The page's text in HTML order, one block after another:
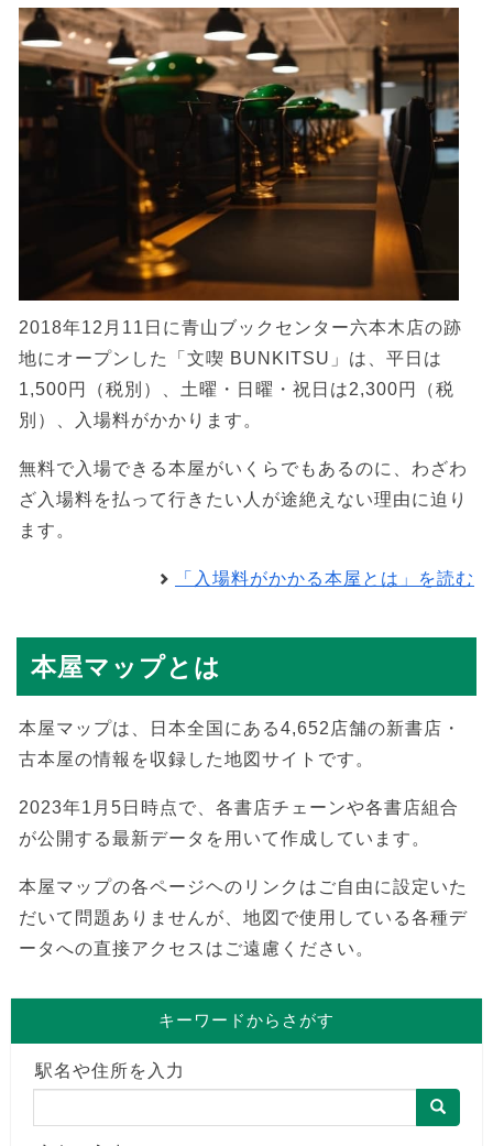
2018年12月11日に青山ブックセンター六本木店の跡
地にオープンした「文喫 BUNKITSU」は、平日は
1,500円（税別）、土曜・日曜・祝日は2,300円（税
別）、入場料がかかります。
無料で入場できる本屋がいくらでもあるのに、わざわ
ざ入場料を払って行きたい人が途絶えない理由に迫り
ます。
「入場料がかかる本屋とは」を読む
本屋マップとは
本屋マップは、日本全国にある4,652店舗の新書店・
古本屋の情報を収録した地図サイトです。
2023年1月5日時点で、各書店チェーンや各書店組合
が公開する最新データを用いて作成しています。
本屋マップの各ページヘのリンクはご自由に設定いた
だいて問題ありませんが、地図で使用している各種デ
ータへの直接アクセスはご遠慮ください。
キーワードからさがす
駅名や住所を入力